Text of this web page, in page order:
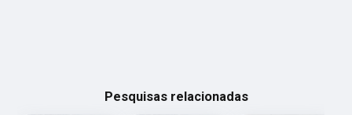
Pesquisas relacionadas